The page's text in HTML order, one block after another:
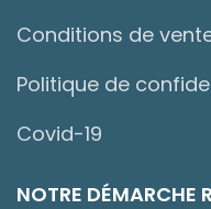
Conditions de
Politique de
Covid-19
NOTRE DÉMARCHE